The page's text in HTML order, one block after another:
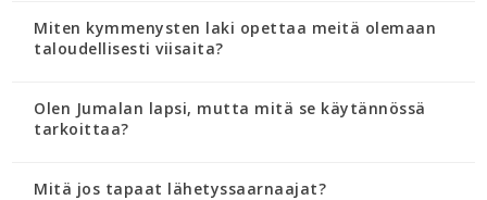
Miten kymmenysten laki opettaa meitä olemaan
taloudellisesti viisaita?
Olen Jumalan lapsi, mutta mitä se käytännössä
tarkoittaa?
Mitä jos tapaat lähetyssaarnaajat?